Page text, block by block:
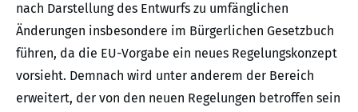
nach Darstellung des Entwurfs zu umfänglichen
Änderungen insbesondere im Bürgerlichen Gesetzbuch
führen, da die EU-Vorgabe ein neues Regelungskonzept
vorsieht. Demnach wird unter anderem der Bereich
erweitert, der von den neuen Regelungen betroffen sein